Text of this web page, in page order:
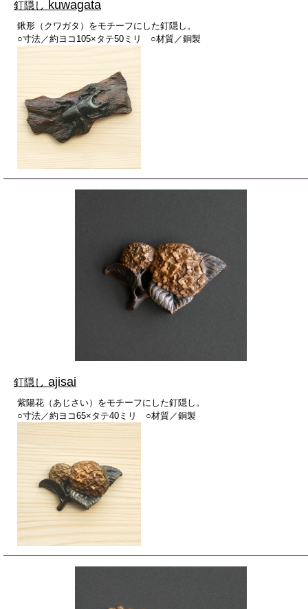
釘隠し kuwagata
鍬形（クワガタ）をモチーフにした釘隠し。
○寸法／約ヨコ105×タテ50ミリ ○材質／銅製
釘隠し ajisai
紫陽花（あじさい）をモチーフにした釘隠し。
○寸法／約ヨコ65×タテ40ミリ ○材質／銅製